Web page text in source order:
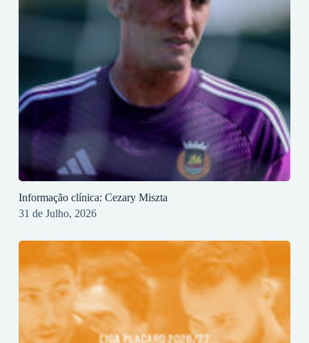
Informação clínica: Cezary Miszta
31 de Julho, 2026